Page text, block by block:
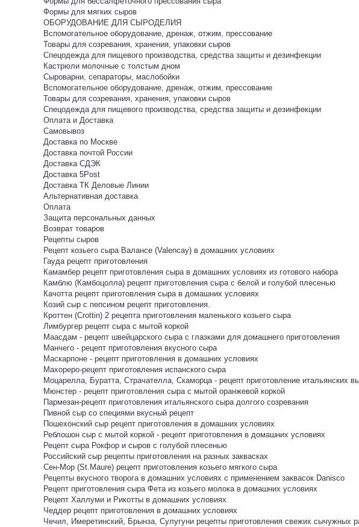
Формы для мягких сыров
ОБОРУДОВАНИЕ ДЛЯ СЫРОДЕЛИЯ
Вспомогательное оборудование, дренаж, отжим, прессование
Товары для созревания, хранения, упаковки сыров
Спецодежда для пищевого производства, средства защиты и дезинфекции
Кастрюли молочные с толстым дном
Сыроварни, сепараторы, маслобойки
Вспомогательное оборудование, дренаж, отжим, прессование
Товары для созревания, хранения, упаковки сыров
Спецодежда для пищевого производства, средства защиты и дезинфекции
Оплата и Доставка
Самовывоз
Доставка по Москве
Доставка почтой России
Доставка СДЭК
Доставка 5Post
Доставка ТК Деловые Линии
Альтернативная доставка
Оплата
Защита персональных данных
Возврат товаров
Рецепты сыров
Рецепт козьего сыра Валансе (Valencay) в домашних условиях
Гауда рецепт приготовления
Камамбер рецепт приготовления сыра в домашних условиях из готового набора
Камблю (Камбоцолла) рецепт приготовления сыра с белой и голубой плесенью
Качотта рецепт приготовления сыра в домашних условиях
Козий сыр с пепсином рецепт приготовления.
Кроттен (Crottin) 2 рецепта приготовления маленького козьего сыра
Лимбургер рецепт сыра с мытой коркой
Маасдам - рецепт швейцарского сыра с глазками для домашнего приготовления
Манчего - рецепт приготовления вкусного сыра
Маскарпоне - рецепт приготовления в домашних условиях
Махореро-рецепт приготовления испанского сыра
Моцарелла, Буратта, Страчателла, Скаморца - рецепт приготовление итальянских
Мюнстер - рецепт приготовления сыра с мытой оранжевой коркой
Пармезан-рецепт приготовления итальянского сыра долгого созревания
Пивной сыр со специями вкусный рецепт
Пошехонский сыр рецепт приготовления в домашних условиях
Реблошон сыр с мытой коркой - рецепт приготовления в домашних условиях
Рецепт сыра Рокфор и сыров с голубой плесенью
Российский сыр рецепты приготовления на разных заквасках
Сен-Мор (St.Maure) рецепт приготовления козьего мягкого сыра
Рецепты вкусного творога в домашних условиях с применением заквасок Danisco
Рецепт приготовления сыра Фета из козьего молока в домашних условиях
Рецепт Халлуми и Рикотты в домашних условиях
Чеддер рецепт приготовления в домашних условиях
Чечил, Имеретинский, Брынза, Сулугуни рецепты приготовления свежих сычужных